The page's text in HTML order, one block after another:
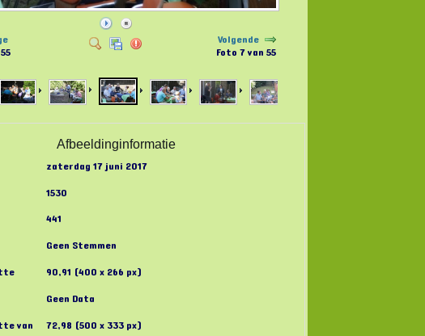
Volgende
Foto 7 van 55
Afbeeldinginformatie
zaterdag 17 juni 2017
1530
441
Geen Stemmen
90,91 (400 x 266 px)
Geen Data
van
72,98 (500 x 333 px)